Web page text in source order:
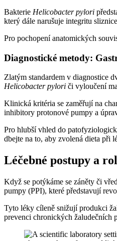
Bakterie Helicobacter pylori
který dále narušuje integritu
Pro pochopení anatomických
Diagnostické metody:
Zlatým standardem v diagnostice
Helicobacter pylori či vyloučení
Klinická kritéria se zaměřují na
inhibitory protonové pumpy a
Pro hlubší vhled do
dbejte na to, aby zvolená dieta při
Léčebné postupy a
Když se potýkáme se záněty či
pumpy (PPI), které představují
Tyto léky cíleně snižují produkci
prevenci chronických žaludečních